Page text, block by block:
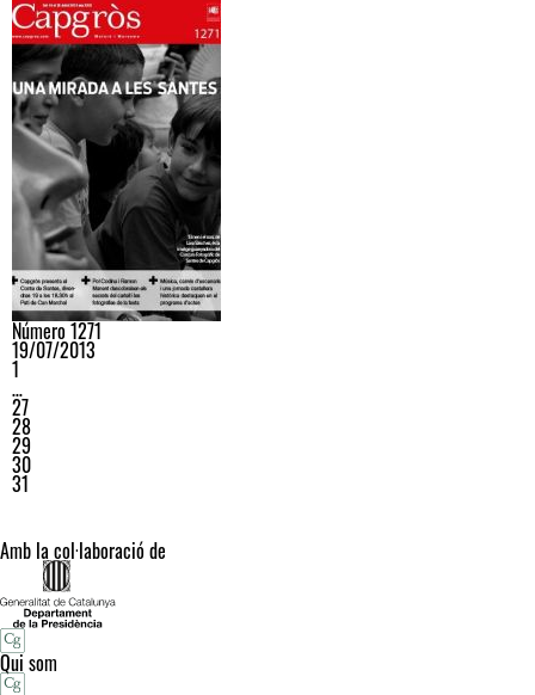
Número 1271
19/07/2013
1
…
27
28
29
30
31
Amb la col·laboració de
Qui som